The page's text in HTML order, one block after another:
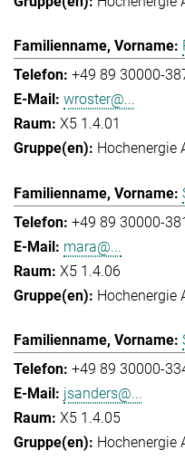
+49 89 30000-
wroster@...
X5 1.4.01
Hochenergie
+49 89 30000-
mara@...
X5 1.4.06
Hochenergie
+49 89 30000-
jsanders@...
X5 1.4.05
Hochenergie